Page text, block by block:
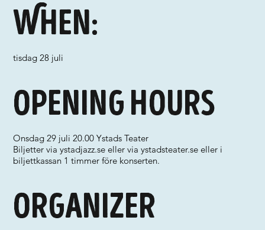
When:
tisdag 28 juli
Organizer
Opening hours
Onsdag 29 juli 20.00 Ystads Teater
Biljetter via ystadjazz.se eller via ystadsteater.se eller i
biljettkassan 1 timmer före konserten.